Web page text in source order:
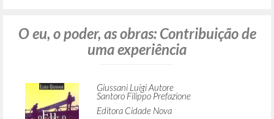
O eu, o poder, as obras: Contribuição de
uma experiência
Giussani Luigi Autore
Santoro Filippo Prefazione
Editora Cidade Nova